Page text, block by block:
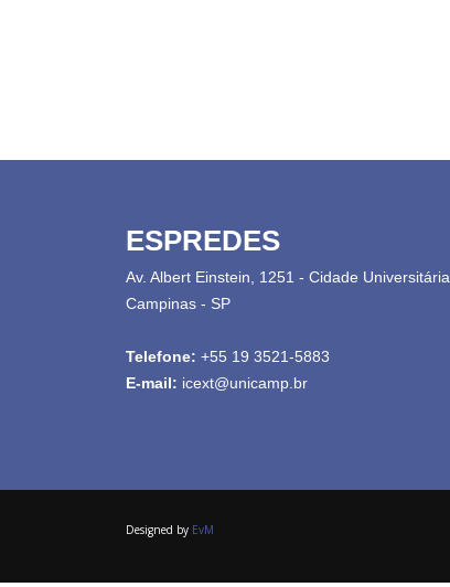
ESPREDES
Av. Albert Einstein, 1251 - Cidade Universitária,
Campinas - SP
Telefone: +55 19 3521-5883
E-mail: icext@unicamp.br
Designed by EvM